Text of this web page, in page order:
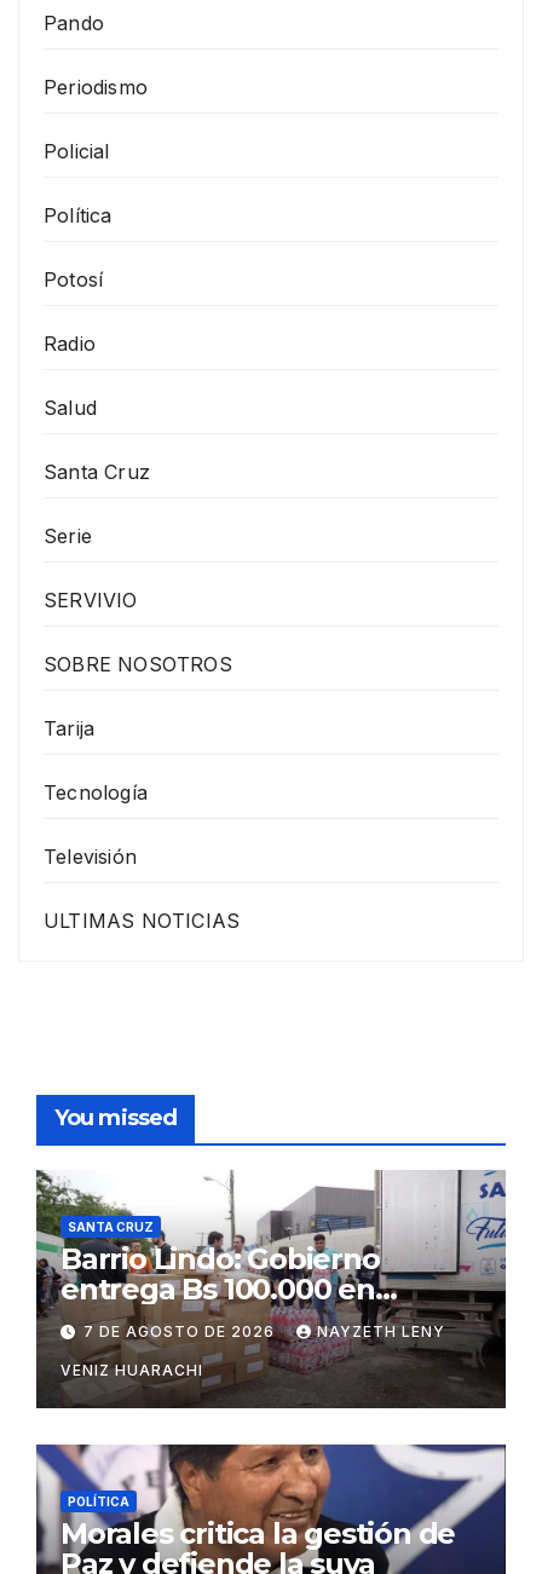
Pando
Periodismo
Policial
Política
Potosí
Radio
Salud
Santa Cruz
Serie
SERVIVIO
SOBRE NOSOTROS
Tarija
Tecnología
Televisión
ULTIMAS NOTICIAS
You missed
SANTA CRUZ
Barrio Lindo: Gobierno
entrega Bs 100.000 en
insumos para afectados
7 DE AGOSTO DE 2026 NAYZETH LENY
VENIZ HUARACHI
POLÍTICA
Morales critica la gestión de
Paz y defiende la suya